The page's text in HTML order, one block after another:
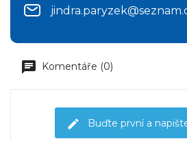
Komentáře (0)
Buďte první a